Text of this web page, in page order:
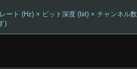
ート (Hz) × ビット深度 (bit) × チャンネル数
)